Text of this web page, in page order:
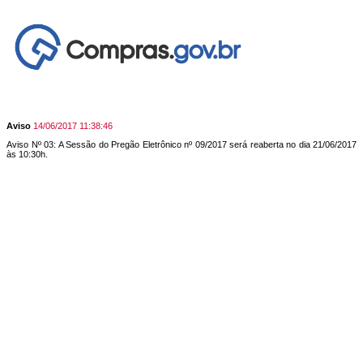
Aviso 14/06/2017 11:38:46
Aviso Nº 03: A Sessão do Pregão Eletrônico nº 09/2017 será reaberta no dia 21/06/2017
às 10:30h.